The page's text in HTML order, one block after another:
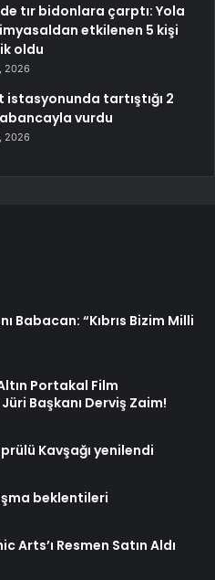
tır bidonlara çarptı: Yola
etkilenen 5 kişi
oldu
2026
istasyonunda tartıştığı 2
vurdu
2026
Babacan: “Kıbrıs Bizim Milli
Portakal Film
Başkanı Derviş Zaim!
Kavşağı yenilendi
beklentileri
Resmen Satın Aldı